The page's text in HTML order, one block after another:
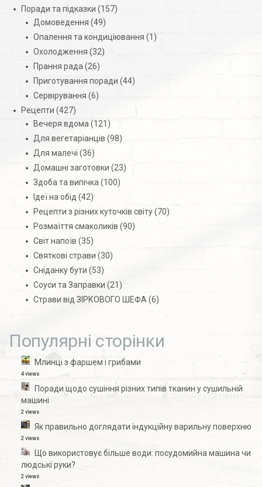
Поради та підказки (157)
Домоведення (49)
Опалення та кондиціювання (1)
Охолодження (32)
Прання рада(26)
Приготування поради (44)
Сервірування (6)
Рецепти (427)
Вечеря вдома(121)
Для вегетаріанців (98)
Для малечі (36)
Домашні заготовки (23)
Здоба та випічка(100)
Ідеї на обід (42)
Рецепти з різних куточків світу(70)
Розмаїття смаколиків (90)
Світ напоїв (35)
Святкові страви (30)
Сніданку бути (53)
Соуси та Заправки (21)
Страви від ЗІРКОВОГО ШЕФА(6)
Популярні сторінки
Млинці з фаршем і грибами
4 views
Поради щодо сушіння різних типів тканин у сушильній
машині
2 views
Як правильно доглядати індукційну варильну поверхню
2 views
Що використовує більше води: посудомийна машина чи
людські руки?
2 views